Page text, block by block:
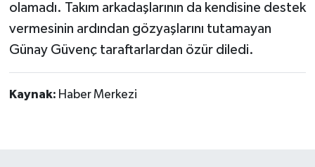
olamadı. Takım arkadaşlarının da kendisine destek
vermesinin ardından gözyaşlarını tutamayan
Günay Güvenç taraftarlardan özür diledi.
Kaynak: Haber Merkezi